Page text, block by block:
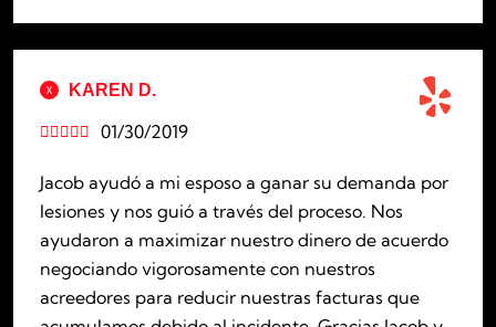
KAREN D.
01/30/2019

Jacob ayudó a mi esposo a ganar su demanda por
lesiones y nos guió a través del proceso. Nos
ayudaron a maximizar nuestro dinero de acuerdo
negociando vigorosamente con nuestros
acreedores para reducir nuestras facturas que